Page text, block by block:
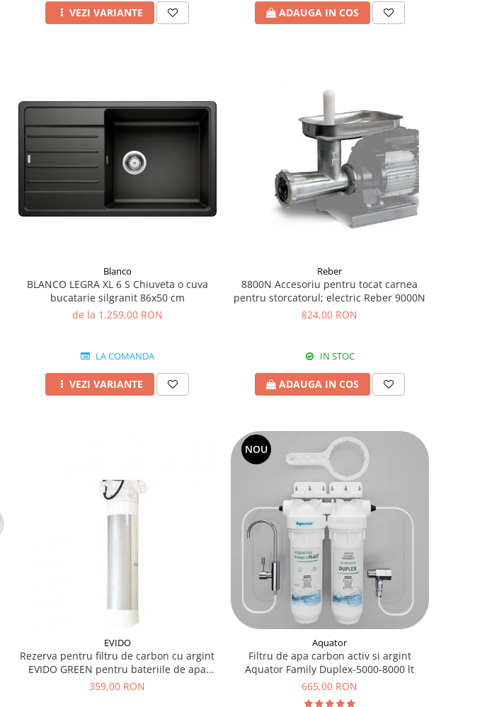
VEZI VARIANTE ADAUGA IN COS
Blanco
BLANCO LEGRA XL 6 S Chiuveta o cuva
bucatarie silgranit 86x50 cm
de la 1.259,00 RON
LA COMANDA
VEZI VARIANTE
Reber
8800N Accesoriu pentru tocat carnea
pentru storcatorul; electric Reber 9000N
824,00 RON
IN STOC
ADAUGA IN COS
EVIDO
Rezerva pentru filtru de carbon cu argint
EVIDO GREEN pentru bateriile de apa
filtrata
359,00 RON
NOU
Aquator
Filtru de apa carbon activ si argint
Aquator Family Duplex-5000-8000 lt
665,00 RON